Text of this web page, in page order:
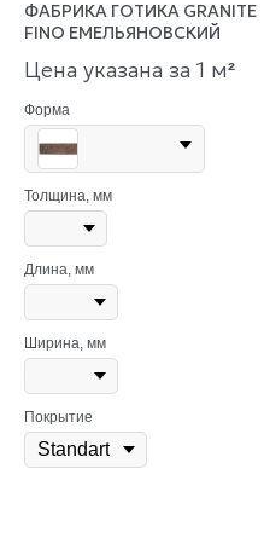
ФАБРИКА ГОТИКА GRANITE
FINO ЕМЕЛЬЯНОВСКИЙ
Цена указана за 1 м²
Форма
Толщина, мм
Длина, мм
Ширина, мм
Покрытие